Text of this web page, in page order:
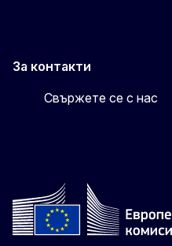
За контакти
Свържете се с нас